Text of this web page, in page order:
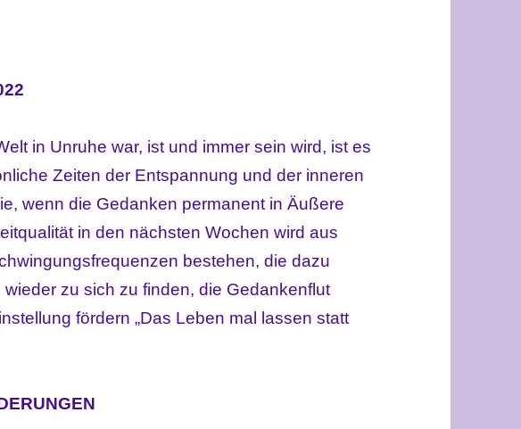
in Unruhe war, ist und immer sein wird, ist es
Zeiten der Entspannung und der inneren
wenn die Gedanken permanent in Äußere
in den nächsten Wochen wird aus
bestehen, die dazu
zu sich zu finden, die Gedankenflut
fördern „Das Leben mal lassen statt